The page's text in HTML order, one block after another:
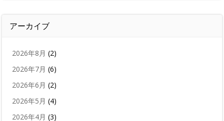
アーカイブ
2026年8月 (2)
2026年7月 (6)
2026年6月 (2)
2026年5月 (4)
2026年4月 (3)